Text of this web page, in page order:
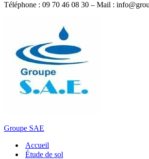
Téléphone : 09 70 46 08 30 – Mail :
Groupe SAE
Accueil
Étude de sol